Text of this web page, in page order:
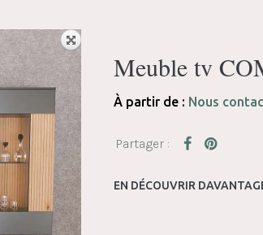
Meuble tv
À partir de : Nous
EN DÉCOUVRIR